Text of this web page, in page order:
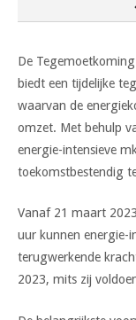
De
biedt een tijdelijke
waarvan de
omzet. Met behulp
energie-intensieve
toekomstbestendig
Vanaf 21 maart
uur kunnen energie-
terugwerkende
2023, mits zij